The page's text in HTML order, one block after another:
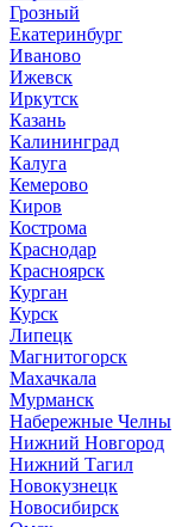
Грозный
Екатеринбург
Иваново
Ижевск
Иркутск
Казань
Калининград
Калуга
Кемерово
Киров
Кострома
Краснодар
Красноярск
Курган
Курск
Липецк
Магнитогорск
Махачкала
Мурманск
Набережные Челны
Нижний Новгород
Нижний Тагил
Новокузнецк
Новосибирск